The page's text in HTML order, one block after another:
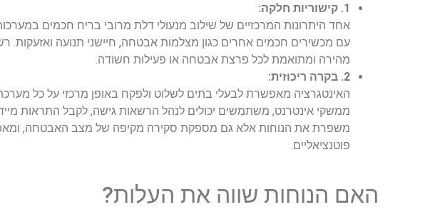
1. קישוריות חלקה:
אחד היתרונות המרכזיים של שילוב מנעולי דלת מרובי בריח חכמים
עם מכשירים חכמים אחרים כגון מצלמות אבטחה, חיישני תנועה
מהירה ומתואמת לכל פרצת אבטחה או פעילות חשודה.
2. בקרה ריכוזית:
האינטגרציה מאפשרת לבעלי בתים לשלוט ולפקח באופן מרכזי על כל
ממשקי אינטרנט, משתמשים יכולים לנהל הרשאות גישה, לקבל התראות
משפרת את הנוחות אלא גם מספקת סקירה מקיפה של מצב האבטחה,
פוטנציאליים.
האם הנוחות שווה את העלות?